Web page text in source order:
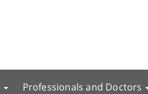
Professionals and Doctors